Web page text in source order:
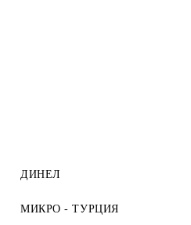
ДИНЕЛ
МИКРО - ТУРЦИЯ